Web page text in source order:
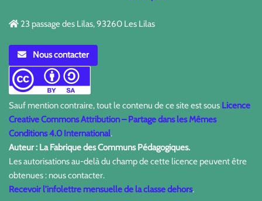
23 passage des Lilas, 93260 Les Lilas
Nous contacter
Sauf mention contraire, tout le contenu de ce site est sous Licence
Creative Commons Attribution – Partage dans les Mêmes
Conditions 4.0 International.
Auteur : La Fabrique des Communs Pédagogiques.
Les autorisations au-delà du champ de cette licence peuvent être
obtenues : nous contacter.
Recevoir l'infolettre mensuelle de la classe dehors.